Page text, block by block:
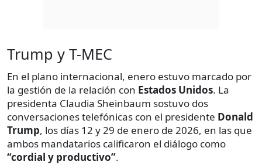
Trump y T-MEC
En el plano internacional, enero estuvo marcado por
la gestión de la relación con Estados Unidos. La
presidenta Claudia Sheinbaum sostuvo dos
conversaciones telefónicas con el presidente Donald
Trump, los días 12 y 29 de enero de 2026, en las que
ambos mandatarios calificaron el diálogo como
“cordial y productivo”.